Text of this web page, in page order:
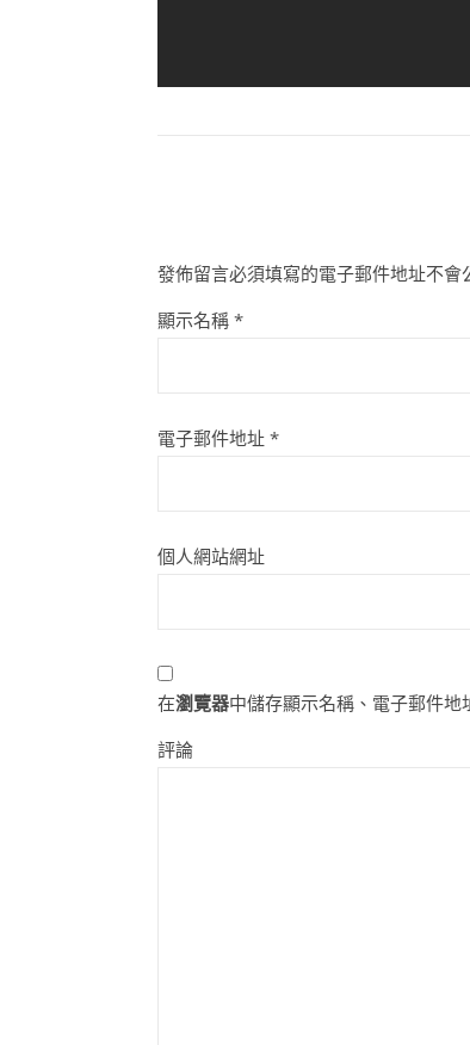
發佈留言必須填寫的電子郵件地址不會
顯示名稱 *
電子郵件地址 *
個人網站網址
在瀏覽器中儲存顯示名稱、電子郵件地
評論